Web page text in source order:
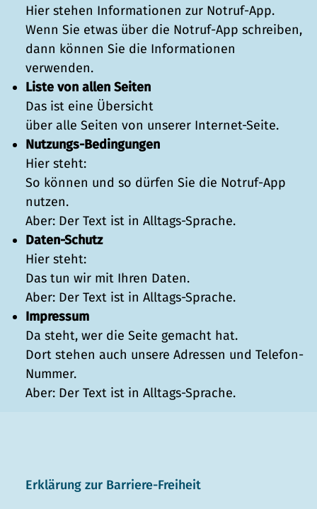
Hier stehen Informationen zur Notruf-App.
Wenn Sie etwas über die Notruf-App schreiben,
dann können Sie die Informationen
verwenden.
Liste von allen Seiten
Das ist eine Übersicht
über alle Seiten von unserer Internet-Seite.
Nutzungs-Bedingungen
Hier steht:
So können und so dürfen Sie die Notruf-App
nutzen.
Aber: Der Text ist in Alltags-Sprache.
Daten-Schutz
Hier steht:
Das tun wir mit Ihren Daten.
Aber: Der Text ist in Alltags-Sprache.
Impressum
Da steht, wer die Seite gemacht hat.
Dort stehen auch unsere Adressen und Telefon-
Nummer.
Aber: Der Text ist in Alltags-Sprache.
Erklärung zur Barriere-Freiheit